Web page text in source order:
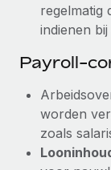
regelmatig
indienen
Payroll-
worden
zoals